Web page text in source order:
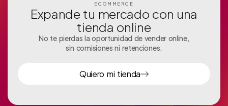
ECOMMERCE
Expande tu mercado con una
tienda online
No te pierdas la oportunidad de vender online,
sin comisiones ni retenciones.
Quiero mi tienda